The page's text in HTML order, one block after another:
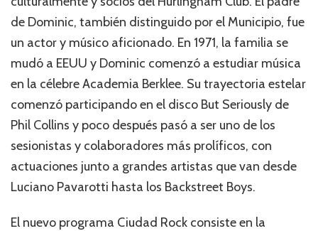
de Dominic, también distinguido por el Municipio, fue
un actor y músico aficionado. En 1971, la familia se
mudó a EEUU y Dominic comenzó a estudiar música
en la célebre Academia Berklee. Su trayectoria estelar
comenzó participando en el disco But Seriously de
Phil Collins y poco después pasó a ser uno de los
sesionistas y colaboradores más prolíficos, con
actuaciones junto a grandes artistas que van desde
Luciano Pavarotti hasta los Backstreet Boys.
El nuevo programa Ciudad Rock consiste en la